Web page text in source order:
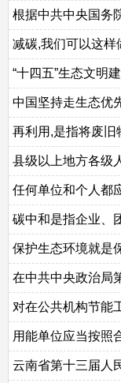
根据中共中央国务
减碳,我们可以这样
“十四五”生态文明
中国坚持走生态优
再利用,是指将废旧
县级以上地方各级
任何单位和个人都
碳中和是指企业、
保护生态环境就是
在中共中央政治局
对在公共机构节能
用能单位应当按照
云南省第十三届人